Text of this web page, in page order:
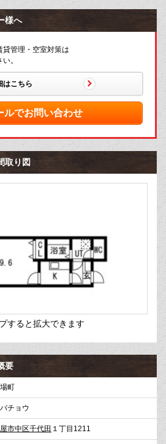
様へ
貸管理・空室対策は
。
はこちら
ルでお問い合わせ
取り図
すると拡大できます
要
町
チョウ
市中区千代田 １丁目1211